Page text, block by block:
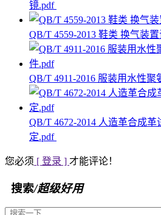
镜.pdf
QB/T 4559-2013 鞋类 换气装
QB/T 4911-2016 服装用水性
QB/T 4672-2014 人造革合成
定.pdf
您必须 [ 登录 ] 才能评论！
搜索/超级好用